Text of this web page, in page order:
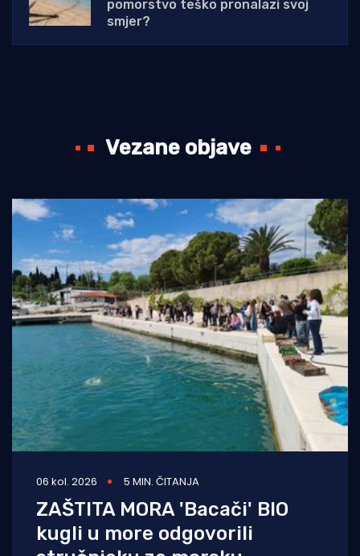
pomorstvo teško pronalazi svoj
smjer?
Vezane objave
06 kol. 2026 5 MIN. ČITANJA
ZAŠTITA MORA 'Bacači' BIO
kugli u more odgovorili